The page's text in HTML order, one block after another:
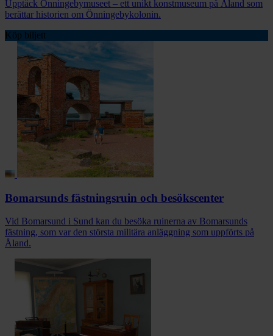
Upptäck Önningebymuseet – ett unikt konstmuseum på Åland som
berättar historien om Önningebykolonin.
Köp biljett
Bomarsunds fästningsruin och besökscenter
Vid Bomarsund i Sund kan du besöka ruinerna av Bomarsunds
fästning, som var den största militära anläggning som uppförts på
Åland.